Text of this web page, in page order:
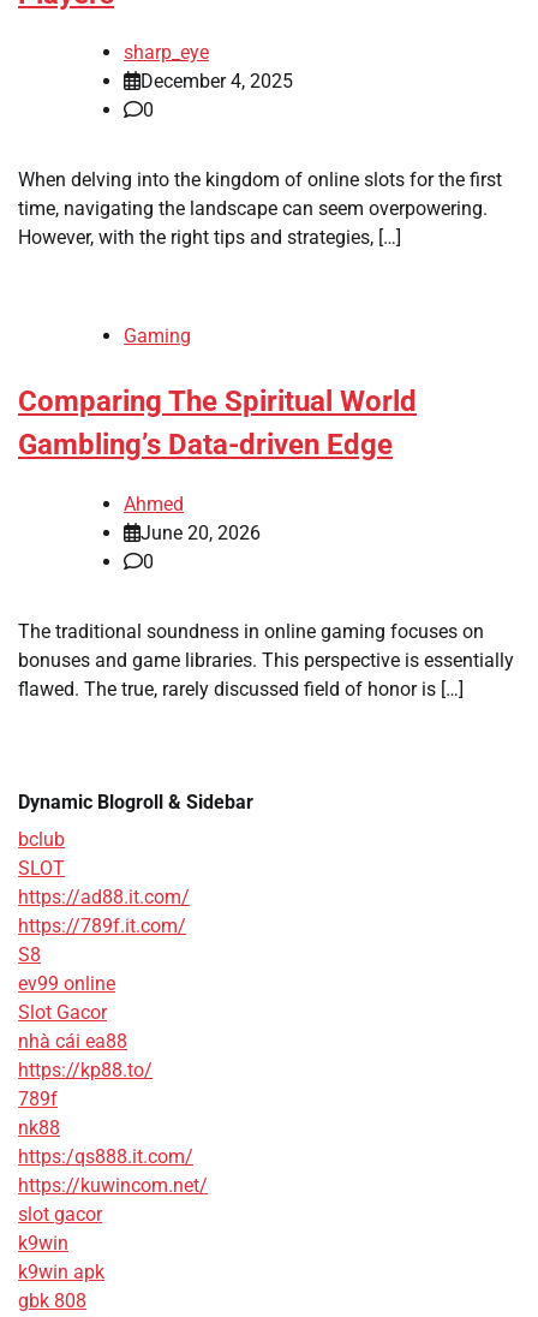
sharp_eye
December 4, 2025
0
When delving into the kingdom of online slots for the first
time, navigating the landscape can seem overpowering.
However, with the right tips and strategies, […]
Gaming
Comparing The Spiritual World
Gambling’s Data-driven Edge
Ahmed
June 20, 2026
0
The traditional soundness in online gaming focuses on
bonuses and game libraries. This perspective is essentially
flawed. The true, rarely discussed field of honor is […]
Dynamic Blogroll & Sidebar
bclub
SLOT
https://ad88.it.com/
https://789f.it.com/
S8
ev99 online
Slot Gacor
nhà cái ea88
https://kp88.to/
789f
nk88
https:/qs888.it.com/
https://kuwincom.net/
slot gacor
k9win
k9win apk
gbk 808